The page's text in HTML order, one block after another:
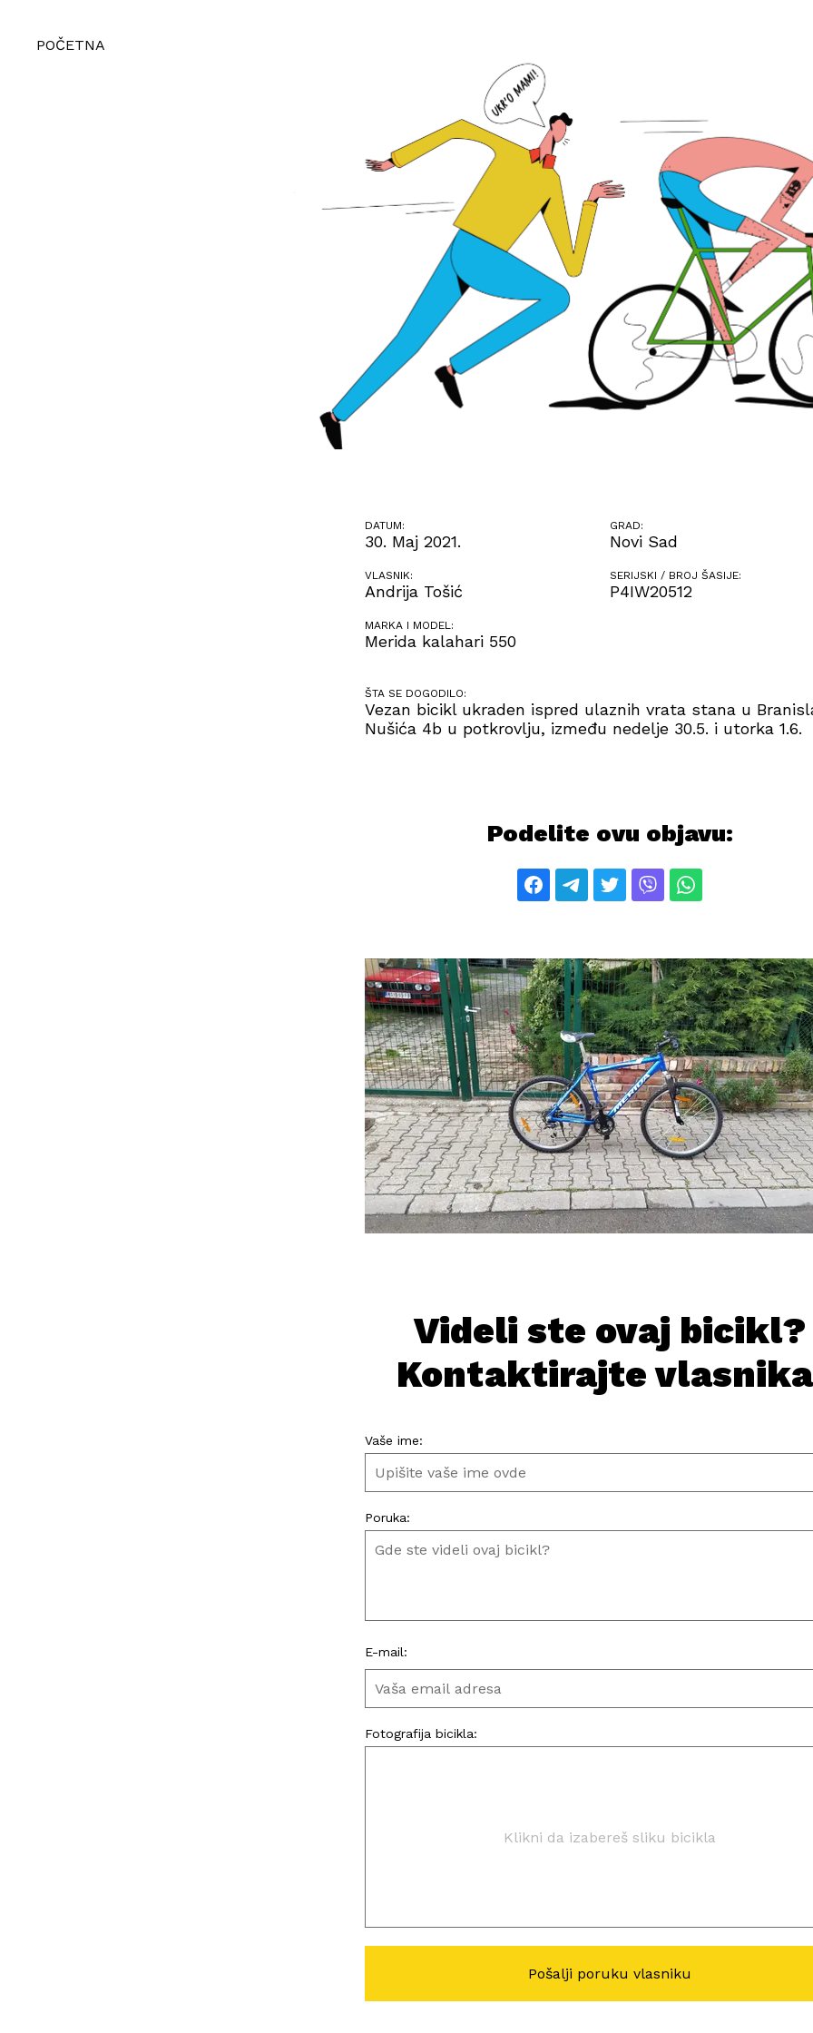
POČETNA
DATUM:
30. Maj 2021.
GRAD:
Novi Sad
VLASNIK:
Andrija Tošić
SERIJSKI / BROJ ŠASIJE:
P4IW20512
MARKA I MODEL:
Merida kalahari 550
ŠTA SE DOGODILO:
Vezan bicikl ukraden ispred ulaznih vrata stana u
Nušića 4b u potkrovlju, između nedelje 30.5. i utorka 1.6.
Podelite ovu objavu:
Videli ste ovaj bicikl?
Kontaktirajte
Vaše ime:
Poruka:
E-mail:
Fotografija bicikla:
Klikni da izabereš sliku bicikla